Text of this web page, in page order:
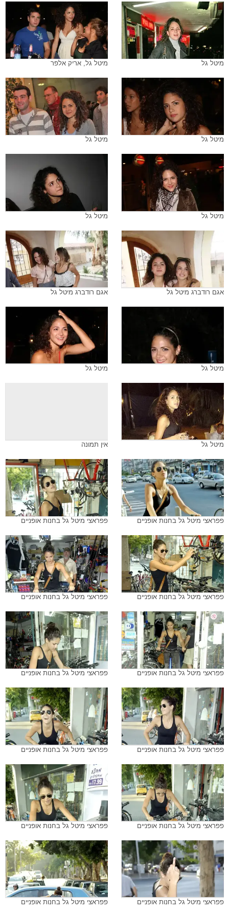
מיטל גל מיטל גל, אריק אלפר
מיטל גל מיטל גל
מיטל גל מיטל גל
אגם רודברג מיטל גל אגם רודברג מיטל גל
מיטל גל מיטל גל
מיטל גל אין תמונה
פפראצי מיטל גל בחנות אופניים פפראצי מיטל גל בחנות אופניים
פפראצי מיטל גל בחנות אופניים פפראצי מיטל גל בחנות אופניים
פפראצי מיטל גל בחנות אופניים פפראצי מיטל גל בחנות אופניים
פפראצי מיטל גל בחנות אופניים פפראצי מיטל גל בחנות אופניים
פפראצי מיטל גל בחנות אופניים פפראצי מיטל גל בחנות אופניים
פפראצי מיטל גל בחנות אופניים פפראצי מיטל גל בחנות אופניים